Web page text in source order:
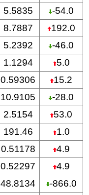
5.5835
-54.0
8.7887
192.0
5.2392
-46.0
1.1294
5.0
0.59306
15.2
10.9105
-28.0
2.5154
53.0
191.46
1.0
0.51178
4.9
0.52297
4.9
48.8134
-866.0